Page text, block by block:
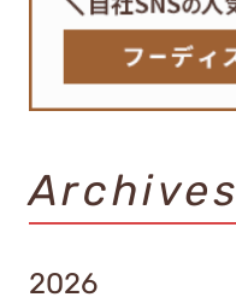
Archives
2026